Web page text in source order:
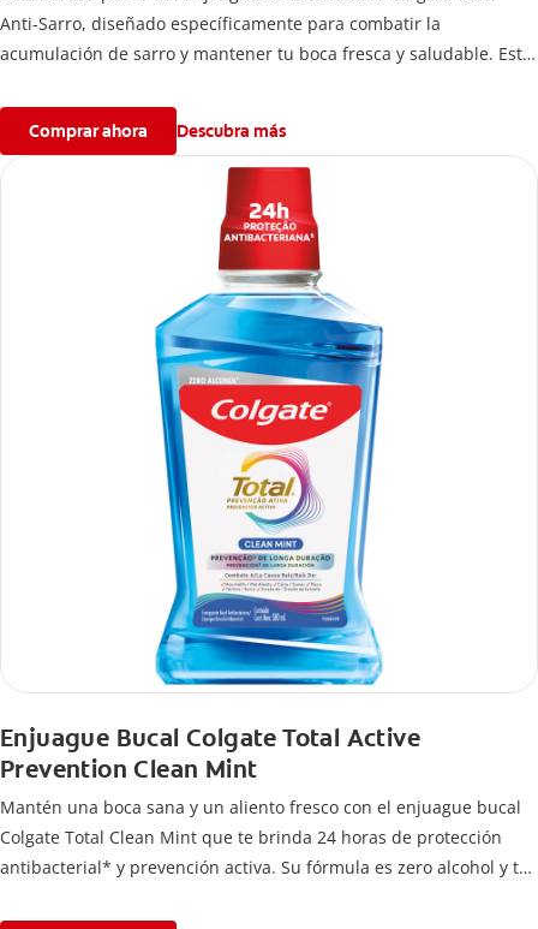
Anti-Sarro, diseñado específicamente para combatir la
acumulación de sarro y mantener tu boca fresca y saludable. Este
que aparezcan.
Comprar ahora Descubra más
Enjuague Bucal Colgate Total Active
Prevention Clean Mint
Mantén una boca sana y un aliento fresco con el enjuague bucal
Colgate Total Clean Mint que te brinda 24 horas de protección
antibacterial* y prevención activa. Su fórmula es zero alcohol y te